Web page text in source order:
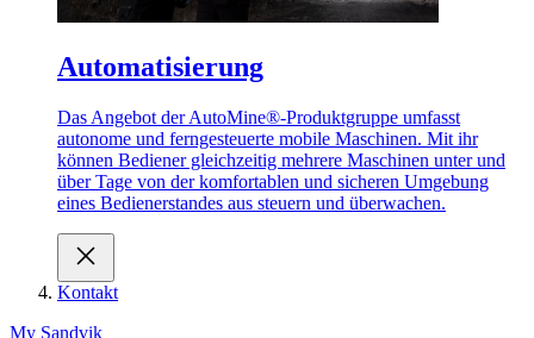
Automatisierung
Das Angebot der AutoMine®-Produktgruppe umfasst
autonome und ferngesteuerte mobile Maschinen. Mit ihr
können Bediener gleichzeitig mehrere Maschinen unter und
über Tage von der komfortablen und sicheren Umgebung
eines Bedienerstandes aus steuern und überwachen.
Kontakt
My Sandvik